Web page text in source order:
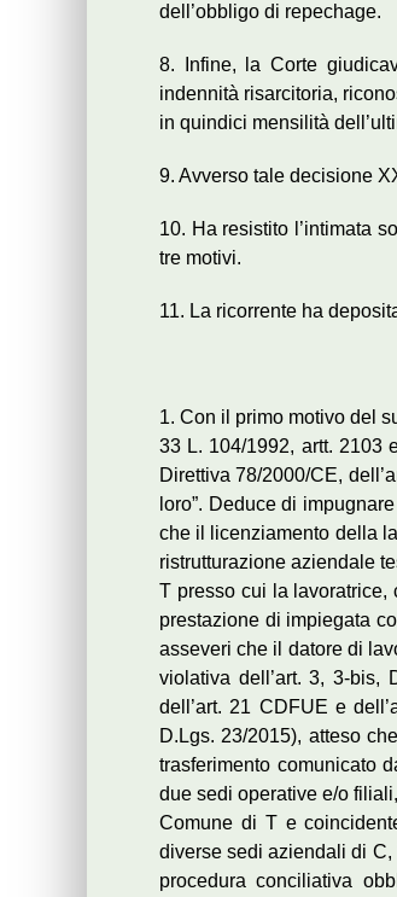
dell’obbligo di repechage.
8. Infine, la Corte
indennità risarcitoria,
in quindici mensilità
9. Avverso tale decisione
10. Ha resistito l’intimata
tre motivi.
11. La ricorrente ha
1. Con il primo motivo del
33 L. 104/1992, artt. 2103
Direttiva 78/2000/CE,
loro”. Deduce di
che il licenziamento della
ristrutturazione aziendale
T presso cui la lavoratrice,
prestazione di impiegata
asseveri che il datore di
violativa dell’art. 3, 3-bis,
dell’art. 21 CDFUE e
D.Lgs. 23/2015), atteso
trasferimento comunicato
due sedi operative e/o
Comune di T e
diverse sedi aziendali di
procedura conciliativa